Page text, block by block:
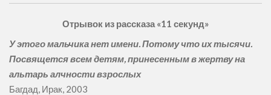
Отрывок из рассказа «11 секунд»
У этого мальчика нет имени. Потому что их тысячи.
Посвящется всем детям, принесенным в жертву на
альтарь алчности взрослых
Багдад, Ирак, 2003